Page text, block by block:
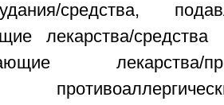
средства,
лекарства/средства
лекарства/